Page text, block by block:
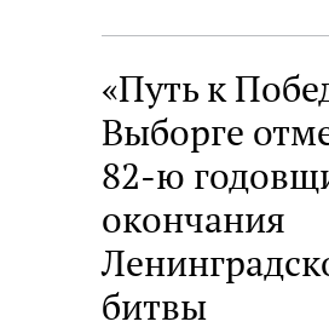
«Путь к
Выборге
82-ю
окончания
битвы